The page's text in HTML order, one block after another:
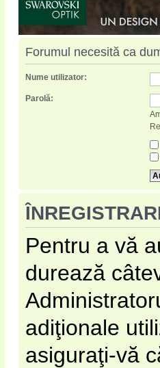
Forumul necesită ca
Nume utilizator:
Parolă:
Pentru a vă
durează
adiţionale
asiguraţi-vă